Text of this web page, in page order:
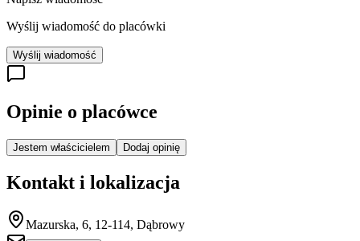
Wyślij wiadomość do placówki
Wyślij wiadomość
Opinie o placówce
Jestem właścicielem Dodaj opinię
Kontakt i lokalizacja
Mazurska, 6, 12-114, Dąbrowy